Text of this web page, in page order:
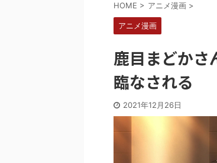
HOME > アニメ漫画 >
アニメ漫画
鹿目まどかさ
臨なされる
2021年12月26日